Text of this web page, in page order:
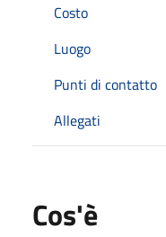
Costo
Luogo
Punti di contatto
Allegati
Cos'è